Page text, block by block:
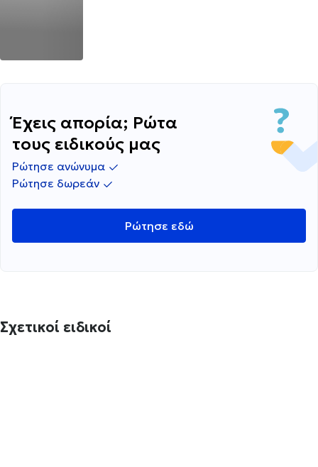
Έχεις απορία; Ρώτα
τους ειδικούς μας
Ρώτησε ανώνυμα
Ρώτησε δωρεάν
Ρώτησε εδώ
Σχετικοί ειδικοί